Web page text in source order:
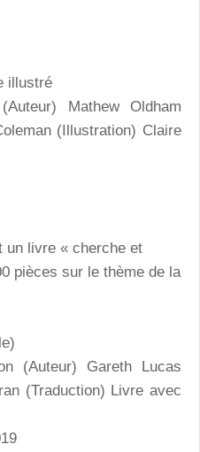
illustré
Mathew Oldham
(Illustration) Claire
un livre « cherche et
pièces sur le thème de la
(Auteur) Gareth Lucas
(Traduction) Livre avec